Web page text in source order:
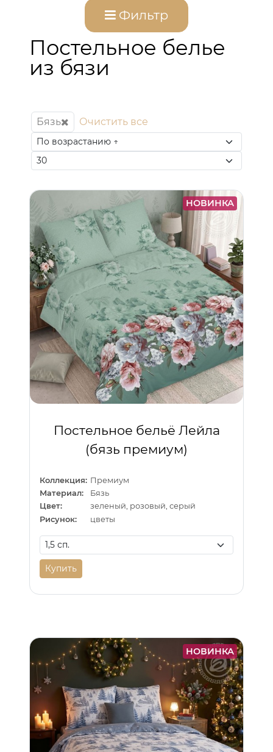
Фильтр
Постельное белье
из бязи
Бязь Очистить все
НОВИНКА
Постельное бельё Лейла
(бязь премиум)
Коллекция: Премиум
Материал:
Бязь
Цвет:
зеленый, розовый, серый
Рисунок:
цветы
Купить
НОВИНКА